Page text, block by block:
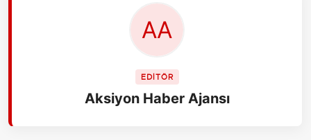
EDİTÖR
Aksiyon Haber Ajansı